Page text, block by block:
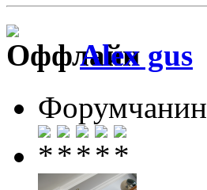
Alex gus
Форумчанин